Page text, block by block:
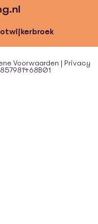
Voorwaarden | Privacy